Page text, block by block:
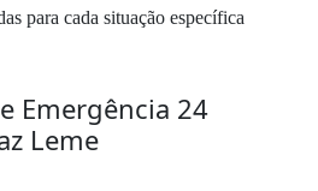
para cada situação específica
Emergência 24
Leme